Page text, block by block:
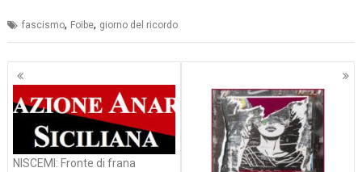
fascismo, Foibe, giorno del ricordo
Navigazione
articoli
NISCEMI: Fronte di frana